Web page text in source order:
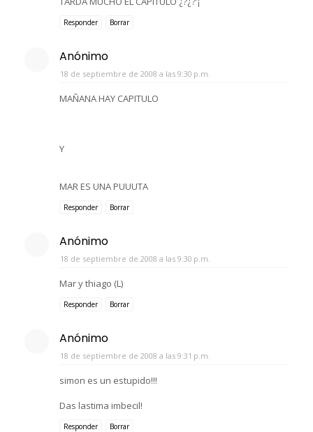
Responder Borrar
Anónimo
18 de septiembre de 2008 a las 9:30 p.m.
MAÑANA HAY CAPITULO
Y
MAR ES UNA PUUUTA
Responder Borrar
Anónimo
18 de septiembre de 2008 a las 9:30 p.m.
Mar y thiago (L)
Responder Borrar
Anónimo
18 de septiembre de 2008 a las 9:31 p.m.
simon es un estupido!!!
Das lastima imbecil!
Responder Borrar